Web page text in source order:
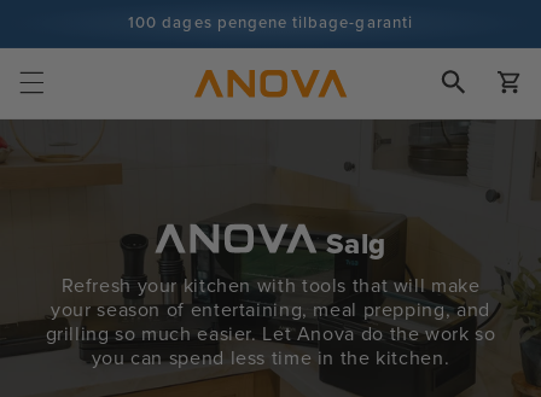
100 dages pengene tilbage-garanti
100+ millioner kokke og stadig flere
Vogn
Salg
Refresh your kitchen with tools that will make
your season of entertaining, meal prepping, and
grilling so much easier. Let Anova do the work so
you can spend less time in the kitchen.